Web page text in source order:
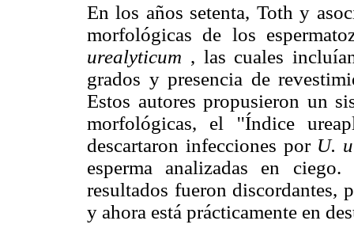
En los años setenta, Toth y
morfológicas de los
urealyticum , las cuales
grados y presencia de
Estos autores propusieron un
morfológicas, el ''Índice
descartaron infecciones por U.
esperma analizadas en
resultados fueron discordantes,
y ahora está prácticamente en